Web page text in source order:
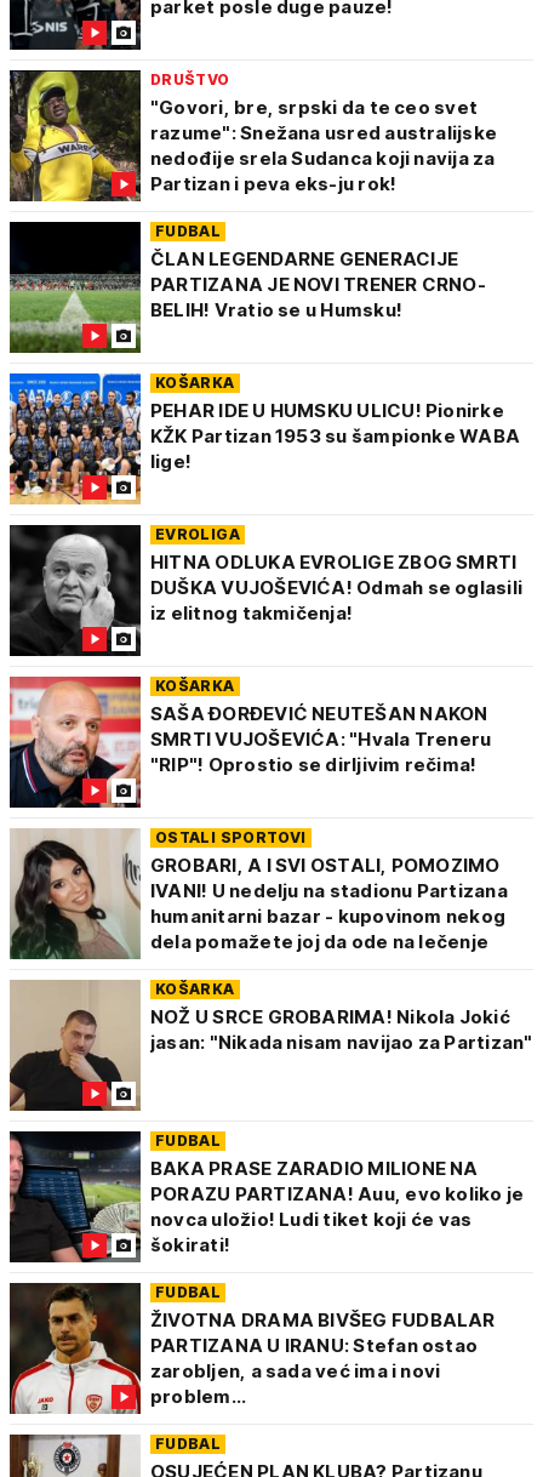
parket posle duge pauze!
DRUŠTVO
"Govori, bre, srpski da te ceo svet
razume": Snežana usred australijske
nedođije srela Sudanca koji navija za
Partizan i peva eks-ju rok!
FUDBAL
ČLAN LEGENDARNE GENERACIJE
PARTIZANA JE NOVI TRENER CRNO-
BELIH! Vratio se u Humsku!
KOŠARKA
PEHAR IDE U HUMSKU ULICU! Pionirke
KŽK Partizan 1953 su šampionke WABA
lige!
EVROLIGA
HITNA ODLUKA EVROLIGE ZBOG SMRTI
DUŠKA VUJOŠEVIĆA! Odmah se oglasili
iz elitnog takmičenja!
KOŠARKA
SAŠA ĐORĐEVIĆ NEUTEŠAN NAKON
SMRTI VUJOŠEVIĆA: "Hvala Treneru
"RIP"! Oprostio se dirljivim rečima!
OSTALI SPORTOVI
GROBARI, A I SVI OSTALI, POMOZIMO
IVANI! U nedelju na stadionu Partizana
humanitarni bazar - kupovinom nekog
dela pomažete joj da ode na lečenje
KOŠARKA
NOŽ U SRCE GROBARIMA! Nikola Jokić
jasan: "Nikada nisam navijao za Partizan"
FUDBAL
BAKA PRASE ZARADIO MILIONE NA
PORAZU PARTIZANA! Auu, evo koliko je
novca uložio! Ludi tiket koji će vas
šokirati!
FUDBAL
ŽIVOTNA DRAMA BIVŠEG FUDBALAR
PARTIZANA U IRANU: Stefan ostao
zarobljen, a sada već ima i novi
problem...
FUDBAL
OSUJEĆEN PLAN KLUBA? Partizanu